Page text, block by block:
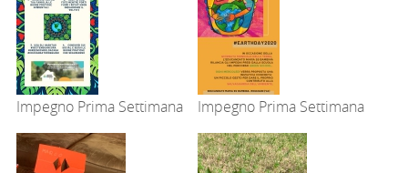
Impegno Prima Settimana Impegno Prima Settimana